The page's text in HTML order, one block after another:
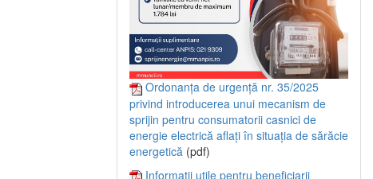
Ordonanța de urgență nr. 35/2025
privind introducerea unui mecanism de
sprijin pentru consumatorii casnici de
energie electrică aflați în situația de sărăcie
energetică (pdf)
Informații utile pentru beneficiarii